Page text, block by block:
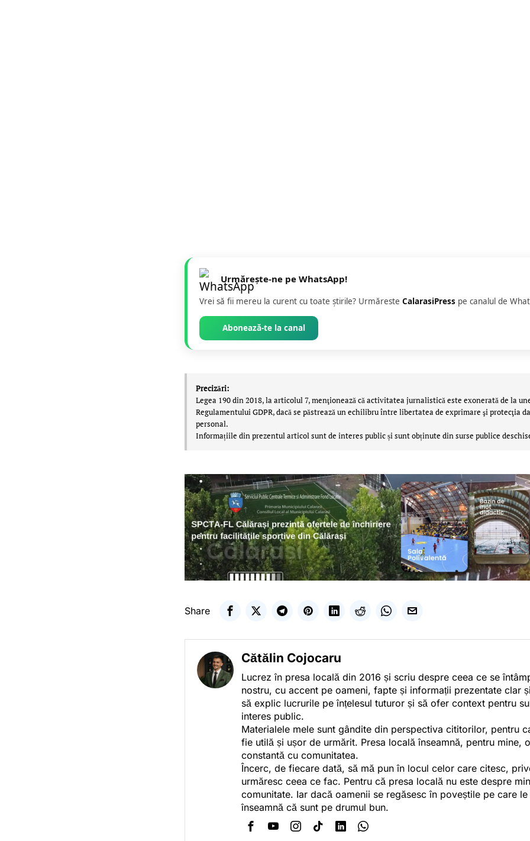
Urmărește-ne pe WhatsApp!
Vrei să fii mereu la curent cu toate știrile? Urmăreste CalarasiPress pe canalul de
Abonează-te la canal
Precizări:
Legea 190 din 2018, la articolul 7, menţionează că activitatea jurnalistică este exonerată de la
Regulamentului GDPR, dacă se păstrează un echilibru între libertatea de exprimare şi protecţia
personal.
Informațiile din prezentul articol sunt de interes public și sunt obținute din surse publice
Share
Cătălin Cojocaru
Lucrez în presa locală din 2016 și scriu despre ceea ce se
nostru, cu accent pe oameni, fapte și informații prezentate clar
să explic lucrurile pe înțelesul tuturor și să ofer context pentru
interes public.
Materialele mele sunt gândite din perspectiva cititorilor, pentru
fie utilă și ușor de urmărit. Presa locală înseamnă, pentru mine,
constantă cu comunitatea.
Încerc, de fiecare dată, să mă pun în locul celor care citesc,
urmăresc ceea ce fac. Pentru că presa locală nu este despre
comunitate. Iar dacă oamenii se regăsesc în poveștile pe care le
înseamnă că sunt pe drumul bun.